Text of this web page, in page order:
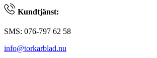
Kundtjänst:
SMS: 076-797 62 58
info@torkarblad.nu